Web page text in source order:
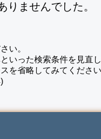
りませんでした。
い。
いった検索条件を見直
を省略してみてください